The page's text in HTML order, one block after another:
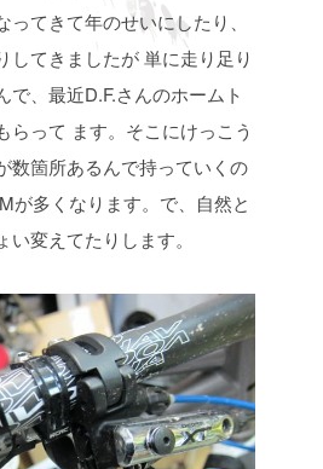
てきて年のせいにしたり、
してきましたが単に走り足り
で、最近D.F.さんのホームト
らって ます。そこにけっこう
数箇所あるんで持っていくの
が多くなります。で、自然と
変えてたりします。